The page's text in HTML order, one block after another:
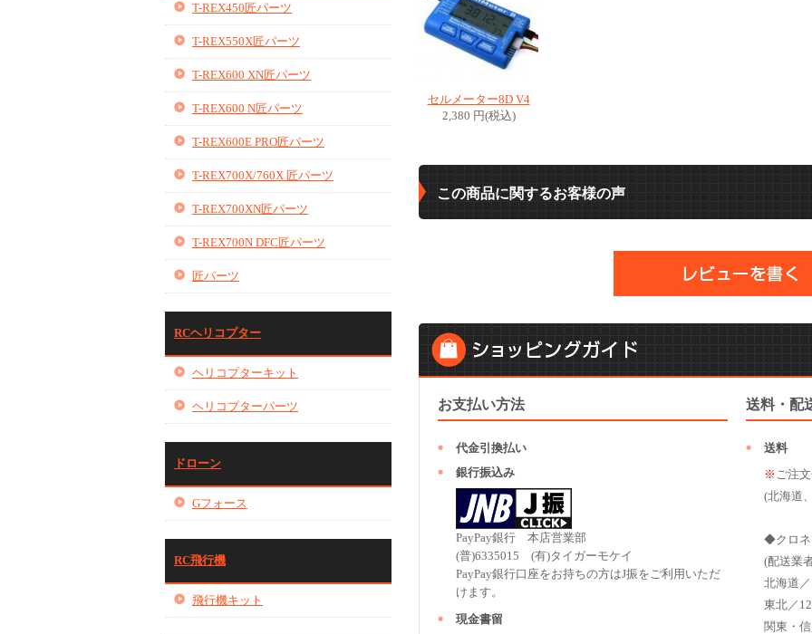
T-REX450匠パーツ
T-REX550X匠パーツ
T-REX600 XN匠パーツ
T-REX600 N匠パーツ
T-REX600E PRO匠パーツ
T-REX700X/760X 匠パーツ
T-REX700XN匠パーツ
T-REX700N DFC匠パーツ
匠パーツ
RCヘリコプター
ヘリコプターキット
ヘリコプターパーツ
ドローン
Gフォース
RC飛行機
飛行機キット
セルメーター8D V4
2,380 円(税込)
この商品に関するお客様の声
お支払い方法
代金引換払い
銀行振込み
PayPay銀行 本店営業部
(普)6335015 (有)タイガーモケイ
PayPay銀行口座をお持ちの方はJ振をご利用いただ
けます。
現金書留
送料・配
送料
※ ご注
(北海道
◆クロネ
(配送業
北海道
東北／
関東・